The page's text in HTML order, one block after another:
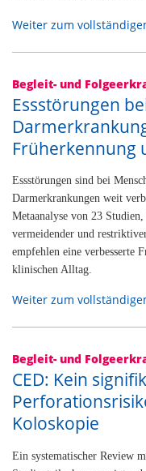
Weiter zum
Begleit- und
Essstörungen
Früherkennung
Essstörungen sind bei
Darmerkrankungen weit
Metaanalyse von 23
vermeidender und
empfehlen eine verbesserte
klinischen Alltag.
Weiter zum
Begleit- und
CED: Kein
Koloskopie
Ein systematischer Review